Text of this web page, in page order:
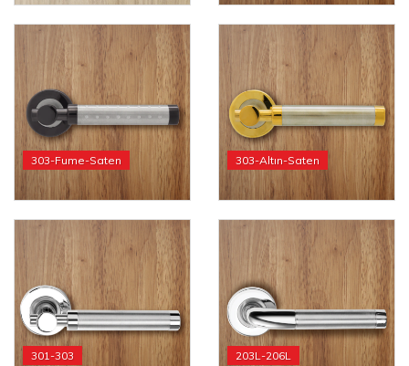
303-Fume-Saten 303-Altın-Saten
301-303 203L-206L